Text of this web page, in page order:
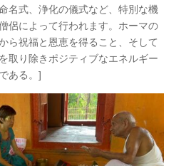
名式、浄化の儀式など、特別な機
侶によって行われます。ホーマの
ら祝福と恩恵を得ること、そして
取り除きポジティブなエネルギー
ある。]